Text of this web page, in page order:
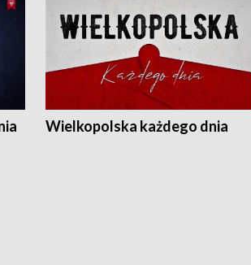
Wielkopolska każdego dnia